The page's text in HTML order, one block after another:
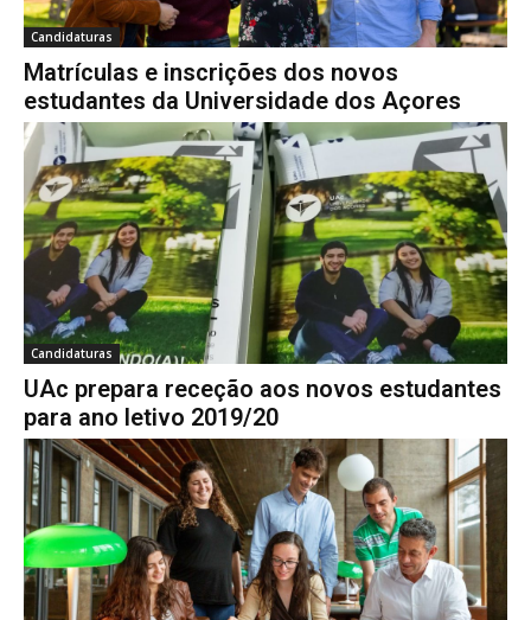
Candidaturas
Matrículas e inscrições dos novos
estudantes da Universidade dos Açores
Candidaturas
UAc prepara receção aos novos estudantes
para ano letivo 2019/20